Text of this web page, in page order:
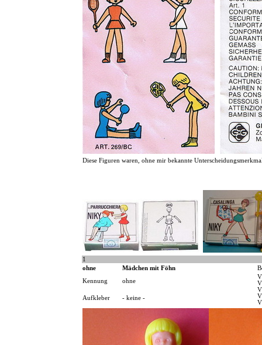
Diese Figuren waren, ohne mir bekannte
1
ohne
Mädchen mit Föhn
Kennung
ohne
Aufkleber - keine -